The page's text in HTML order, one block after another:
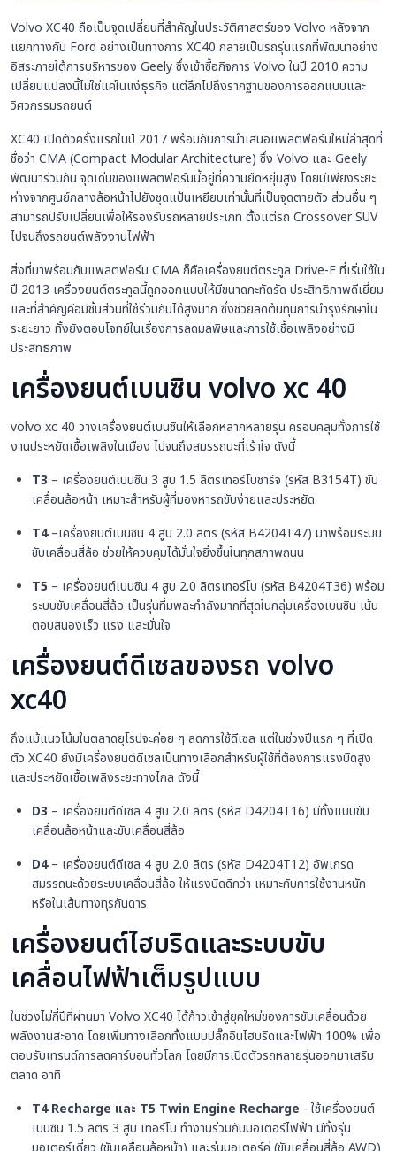
Volvo XC40 ถือเป็นจุดเปลี่ยนที่สำคัญในประวัติศาสตร์ของ Volvo หลังจาก
แยกทางกับ Ford อย่างเป็นทางการ XC40 กลายเป็นรถรุ่นแรกที่พัฒนาอย่าง
อิสระภายใต้การบริหารของ Geely ซึ่งเข้าซื้อกิจการ Volvo ในปี 2010 ความ
เปลี่ยนแปลงนี้ไม่ใช่แค่ในแง่ธุรกิจ แต่ลึกไปถึงรากฐานของการออกแบบและ
วิศวกรรมรถยนต์
XC40 เปิดตัวครั้งแรกในปี 2017 พร้อมกับการนำเสนอแพลตฟอร์มใหม่ล่าสุดที่
ชื่อว่า CMA (Compact Modular Architecture) ซึ่ง Volvo และ Geely
พัฒนาร่วมกัน จุดเด่นของแพลตฟอร์มนี้อยู่ที่ความยืดหยุ่นสูง โดยมีเพียงระยะ
ห่างจากศูนย์กลางล้อหน้าไปยังชุดแป้นเหยียบเท่านั้นที่เป็นจุดตายตัว ส่วนอื่น ๆ
สามารถปรับเปลี่ยนเพื่อให้รองรับรถหลายประเภท ตั้งแต่รถ Crossover SUV
ไปจนถึงรถยนต์พลังงานไฟฟ้า
สิ่งที่มาพร้อมกับแพลตฟอร์ม CMA ก็คือเครื่องยนต์ตระกูล Drive-E ที่เริ่มใช้ใน
ปี 2013 เครื่องยนต์ตระกูลนี้ถูกออกแบบให้มีขนาดกะทัดรัด ประสิทธิภาพดีเยี่ยม
และที่สำคัญคือมีชิ้นส่วนที่ใช้ร่วมกันได้สูงมาก ซึ่งช่วยลดต้นทุนการบำรุงรักษาใน
ระยะยาว ทั้งยังตอบโจทย์ในเรื่องการลดมลพิษและการใช้เชื้อเพลิงอย่างมี
ประสิทธิภาพ
เครื่องยนต์เบนซิน volvo xc 40
volvo xc 40 วางเครื่องยนต์เบนซินให้เลือกหลากหลายรุ่น ครอบคลุมทั้งการใช้
งานประหยัดเชื้อเพลิงในเมือง ไปจนถึงสมรรถนะที่เร้าใจ ดังนี้
T3 – เครื่องยนต์เบนซิน 3 สูบ 1.5 ลิตรเทอร์โบชาร์จ (รหัส B3154T) ขับ
เคลื่อนล้อหน้า เหมาะสำหรับผู้ที่มองหารถขับง่ายและประหยัด
T4–เครื่องยนต์เบนซิน 4 สูบ 2.0 ลิตร (รหัส B4204T47) มาพร้อมระบบ
ขับเคลื่อนสี่ล้อ ช่วยให้ควบคุมได้มั่นใจยิ่งขึ้นในทุกสภาพถนน
T5 – เครื่องยนต์เบนซิน 4 สูบ 2.0 ลิตรเทอร์โบ (รหัส B4204T36) พร้อม
ระบบขับเคลื่อนสี่ล้อ เป็นรุ่นที่มพละกำลังมากที่สุดในกลุ่มเครื่องเบนซิน เน้น
ตอบสนองเร็ว แรง และมั่นใจ
เครื่องยนต์ดีเซลของรถ volvo
xc40
ถึงแม้แนวโน้มในตลาดยุโรปจะค่อย ๆ ลดการใช้ดีเซล แต่ในช่วงปีแรก ๆ ที่เปิด
ตัว XC40 ยังมีเครื่องยนต์ดีเซลเป็นทางเลือกสำหรับผู้ใช้ที่ต้องการแรงบิดสูง
และประหยัดเชื้อเพลิงระยะทางไกล ดังนี้
D3 – เครื่องยนต์ดีเซล 4 สูบ 2.0 ลิตร (รหัส D4204T16) มีทั้งแบบขับ
เคลื่อนล้อหน้าและขับเคลื่อนสี่ล้อ
D4– เครื่องยนต์ดีเซล 4 สูบ 2.0 ลิตร (รหัส D4204T12) อัพเกรด
สมรรถนะด้วยระบบเคลื่อนสี่ล้อ ให้แรงบิดดีกว่า เหมาะกับการใช้งานหนัก
หรือในเส้นทางทุรกันดาร
เครื่องยนต์ไฮบริดและระบบขับ
เคลื่อนไฟฟ้าเต็มรูปแบบ
ในช่วงไม่กี่ปีที่ผ่านมา Volvo XC40 ได้ก้าวเข้าสู่ยุคใหม่ของการขับเคลื่อนด้วย
พลังงานสะอาด โดยเพิ่มทางเลือกทั้งแบบปลั๊กอินไฮบริดและไฟฟ้า 100% เพื่อ
ตอบรับเทรนด์การลดคาร์บอนทั่วโลก โดยมีการเปิดตัวรถหลายรุ่นออกมาเสริม
ตลาด อาทิ
T4 Recharge และ T5 Twin Engine Recharge - ใช้เครื่องยนต์
เบนซิน 1.5 ลิตร 3 สูบ เทอร์โบ ทำงานร่วมกับมอเตอร์ไฟฟ้า มีทั้งรุ่น